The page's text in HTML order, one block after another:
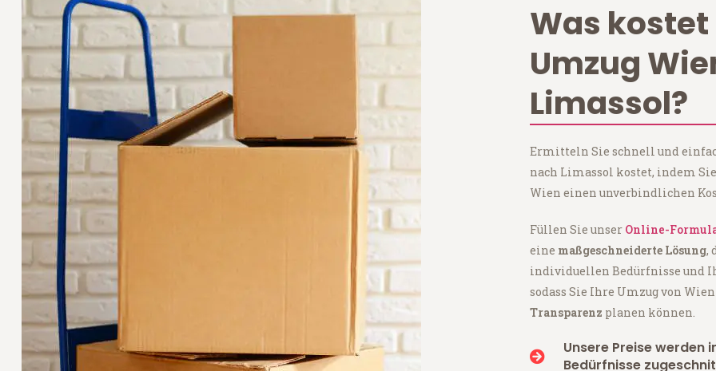
Was kostet
Umzug
Limassol?
Ermitteln Sie schnell und
nach Limassol kostet, indem
Wien einen unverbindlichen
Füllen Sie unser Online-
eine maßgeschneiderte Lösung,
individuellen Bedürfnisse und
sodass Sie Ihre Umzug von
Transparenz planen können.
Unsere Preise werden
Bedürfnisse